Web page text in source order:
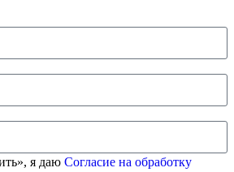
я даю Согласие на обработку